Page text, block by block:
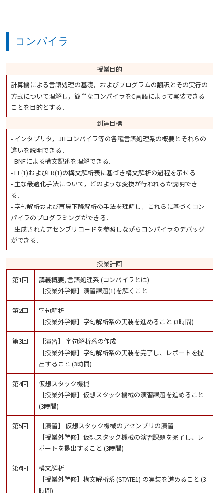
コンパイラ
授業目的
計算機による言語処理の基礎，およびプログラムの翻訳とその実行の
方式について理解し，簡単なコンパイラをC言語によって実装できる
ことを目的とする．
到達目標
- インタプリタ，JITコンパイラ等の各種言語処理系の概要とそれらの
違いを説明できる．
- BNFによる構文記述を理解できる．
- LL(1)およびLR(1)の構文解析表に基づき構文解析の過程を示せる．
- 主な最適化手法について，どのような変換が行われるか説明でき
る．
- 字句解析および再帰下降解析の手法を理解し，これらに基づくコン
パイラのプログラミングができる．
- 生成されたアセンブリコードを参照しながらコンパイラのデバッグ
ができる．
授業計画
第1回
講義概要, 言語処理系 (コンパイラとは)
【授業外学修】演習課題(1)を解くこと
第2回
字句解析
【授業外学修】字句解析系の実装を進めること (3時間)
第3回
【演習】 字句解析系の作成
【授業外学修】字句解析系の実装を完了し、レポートを提
出すること (3時間)
第4回
仮想スタック機械
【授業外学修】仮想スタック機械の演習課題を進めること
(3時間)
第5回
【演習】 仮想スタック機械のアセンブリの演習
【授業外学修】仮想スタック機械の演習課題を完了し、レ
ポートを提出すること (3時間)
第6回
構文解析
【授業外学修】構文解析系 (STATE1) の実装を進めること (3
時間)